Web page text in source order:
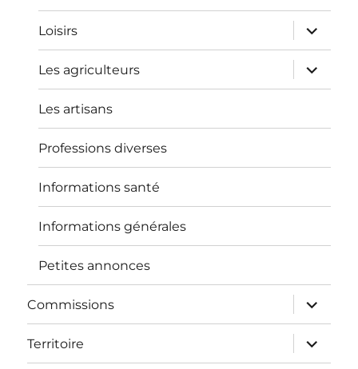
Loisirs
ouvrir
le
sous-
menu
Les agriculteurs
ouvrir
le
sous-
Les artisans
Professions diverses
Informations santé
Informations générales
Petites annonces
Commissions
ouvrir
le
sous-
menu
Territoire
ouvrir
le
sous-